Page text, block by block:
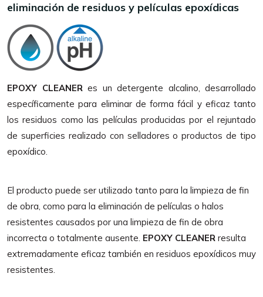
eliminación de residuos y películas epoxídicas
EPOXY CLEANERes un detergente alcalino, desarrollado
específicamente para eliminar de forma fácil y eficaz tanto
los residuos como las películas producidas por el rejuntado
de superficies realizado con selladores o productos de tipo
epoxídico.
El producto puede ser utilizado tanto para la limpieza de fin
de obra, como para la eliminación de películas o halos
resistentes causados por una limpieza de fin de obra
incorrecta o totalmente ausente. EPOXY CLEANER resulta
extremadamente eficaz también en residuos epoxídicos muy
resistentes.